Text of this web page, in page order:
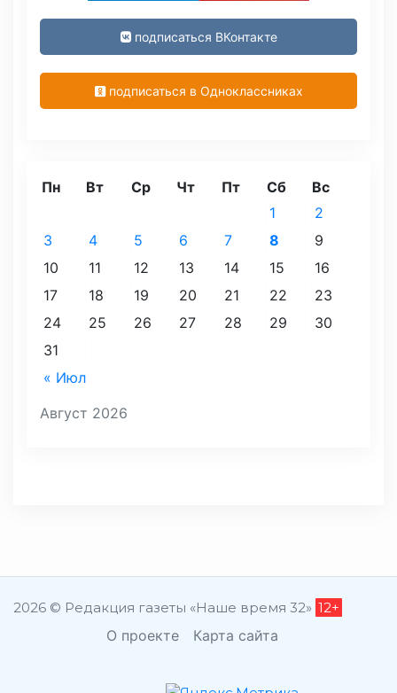
подписаться ВКонтакте
подписаться в Одноклассниках
Август 2026
Пн Вт Ср Чт Пт Сб Вс
« Июл
1
2
3
4 5 6 7 8
9
10
11 12 13 14 15
16
17
18 19 20 21 22
23
24
25 26 27 28 29
30
31
2026 © Редакция газеты «Наше время 32» 12+
О проекте Карта сайта